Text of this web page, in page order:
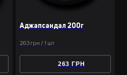
Аджапсандал 200г
263 грн / 1 шт
263 ГРН